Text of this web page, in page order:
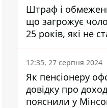
Штраф і
що загрожує
25 років, які не
військовий облік
12:35, 27 серпня 2024
Як пенсіонеру
довідку про
пояснили у